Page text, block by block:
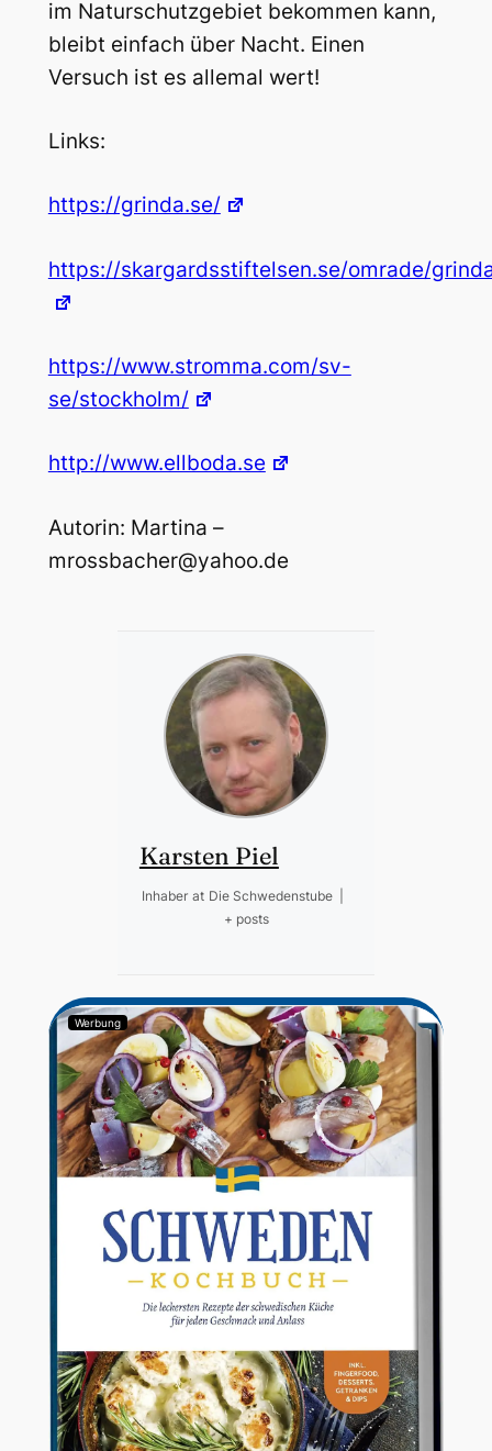
im Naturschutzgebiet bekommen kann,
bleibt einfach über Nacht. Einen
Versuch ist es allemal wert!
Links:
https://grinda.se/
https://skargardsstiftelsen.se/omrade/
https://www.stromma.com/sv-
se/stockholm/
http://www.ellboda.se
Autorin: Martina –
mrossbacher@yahoo.de
Karsten Piel
Inhaber at Die Schwedenstube
+ posts
Werbung